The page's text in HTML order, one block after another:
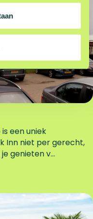
een uniek
Inn niet per gerecht,
genieten v...